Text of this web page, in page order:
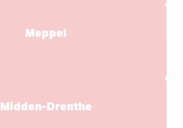
Meppel
Midden-Drenthe